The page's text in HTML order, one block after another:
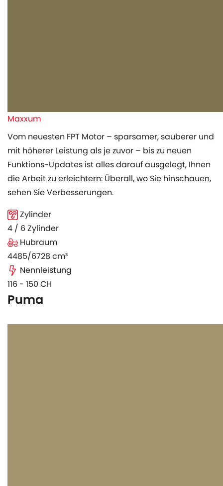
Maxxum
Vom neuesten FPT Motor – sparsamer, sauberer und
mit höherer Leistung als je zuvor – bis zu neuen
Funktions-Updates ist alles darauf ausgelegt, Ihnen
die Arbeit zu erleichtern: Überall, wo Sie hinschauen,
sehen Sie Verbesserungen.
Zylinder
4 / 6 Zylinder
Hubraum
4485/6728 cm³
Nennleistung
116 - 150 CH
Puma